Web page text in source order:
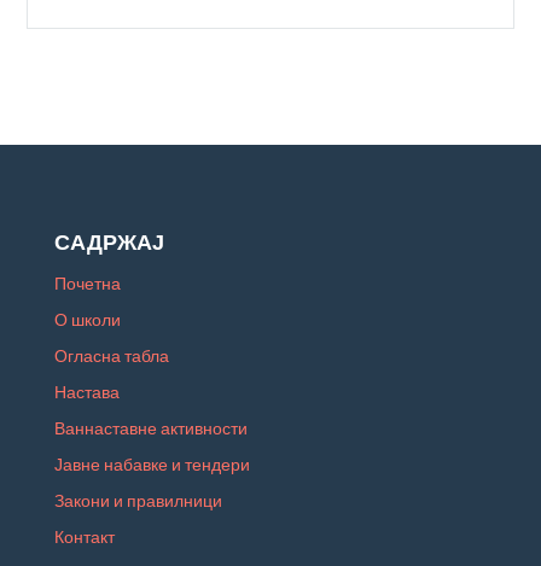
САДРЖАЈ
Почетна
О школи
Огласна табла
Настава
Ваннаставне активности
Јавне набавке и тендери
Закони и правилници
Контакт